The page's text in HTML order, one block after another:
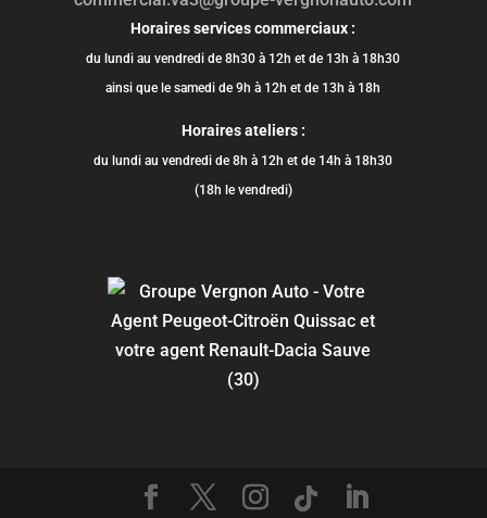
Horaires services commerciaux :
du lundi au vendredi de 8h30 à 12h et de 13h à 18h30
ainsi que le samedi de 9h à 12h et de 13h à 18h
Horaires ateliers :
du lundi au vendredi de 8h à 12h et de 14h à 18h30
(18h le vendredi)